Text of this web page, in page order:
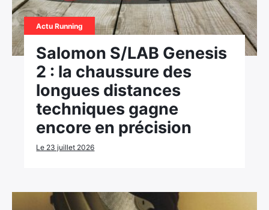
Actu Running
Salomon S/LAB Genesis
2 : la chaussure des
longues distances
techniques gagne
encore en précision
Le 23 juillet 2026